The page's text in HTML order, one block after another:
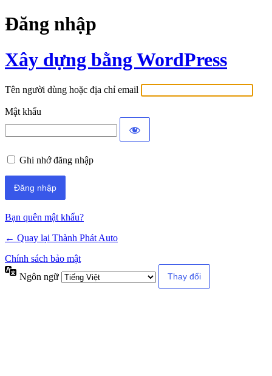
Đăng nhập
Xây dựng bằng WordPress
Tên người dùng hoặc địa chỉ email
Mật khẩu
Ghi nhớ đăng nhập
Bạn quên mật khẩu?
← Quay lại Thành Phát Auto
Chính sách bảo mật
Ngôn ngữ